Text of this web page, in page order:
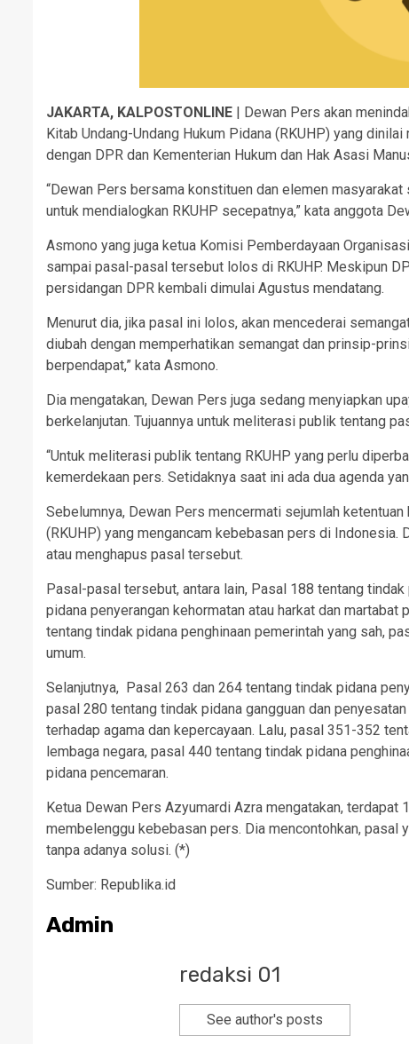
JAKARTA, KALPOSTONLINE | Dewan Pers akan
Kitab Undang-Undang Hukum Pidana (RKUHP) yang
dengan DPR dan Kementerian Hukum dan Hak Asasi
“Dewan Pers bersama konstituen dan elemen
untuk mendialogkan RKUHP secepatnya,” kata anggota
Asmono yang juga ketua Komisi Pemberdayaan
sampai pasal-pasal tersebut lolos di RKUHP. Meskipun
persidangan DPR kembali dimulai Agustus mendatang.
Menurut dia, jika pasal ini lolos, akan mencederai
diubah dengan memperhatikan semangat dan prinsip-
berpendapat,” kata Asmono.
Dia mengatakan, Dewan Pers juga sedang menyiapkan
berkelanjutan. Tujuannya untuk meliterasi publik tentang
“Untuk meliterasi publik tentang RKUHP yang perlu
kemerdekaan pers. Setidaknya saat ini ada dua agenda
Sebelumnya, Dewan Pers mencermati sejumlah
(RKUHP) yang mengancam kebebasan pers di
atau menghapus pasal tersebut.
Pasal-pasal tersebut, antara lain, Pasal 188 tentang
pidana penyerangan kehormatan atau harkat dan
tentang tindak pidana penghinaan pemerintah yang sah,
umum.
Selanjutnya, Pasal 263 dan 264 tentang tindak pidana
pasal 280 tentang tindak pidana gangguan dan
terhadap agama dan kepercayaan. Lalu, pasal 351-352
lembaga negara, pasal 440 tentang tindak pidana
pidana pencemaran.
Ketua Dewan Pers Azyumardi Azra mengatakan,
membelenggu kebebasan pers. Dia mencontohkan,
tanpa adanya solusi. (*)
Sumber: Republika.id
Admin
redaksi 01
See author's posts